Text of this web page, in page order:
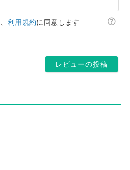
ア
ー
、 利用規約に同意します